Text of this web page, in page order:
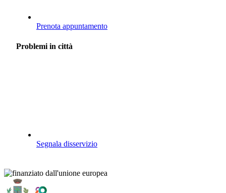
Prenota appuntamento
Problemi in città
Segnala disservizio